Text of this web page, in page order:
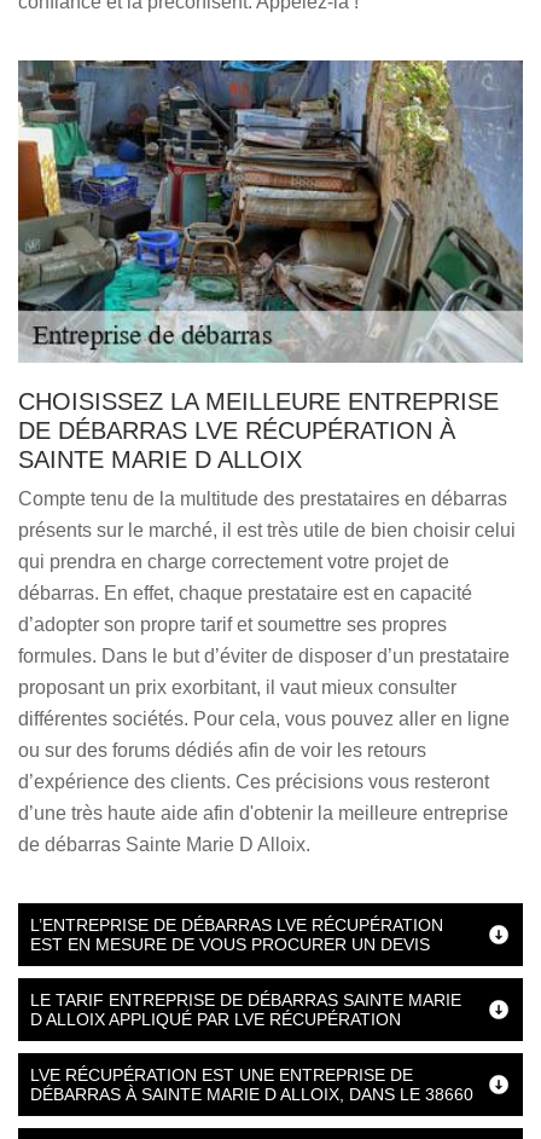
CHOISISSEZ LA MEILLEURE ENTREPRISE
DE DÉBARRAS LVE RÉCUPÉRATION À
SAINTE MARIE D ALLOIX
Compte tenu de la multitude des prestataires en débarras
présents sur le marché, il est très utile de bien choisir celui
qui prendra en charge correctement votre projet de
débarras. En effet, chaque prestataire est en capacité
d’adopter son propre tarif et soumettre ses propres
formules. Dans le but d’éviter de disposer d’un prestataire
proposant un prix exorbitant, il vaut mieux consulter
différentes sociétés. Pour cela, vous pouvez aller en ligne
ou sur des forums dédiés afin de voir les retours
d’expérience des clients. Ces précisions vous resteront
d’une très haute aide afin d'obtenir la meilleure entreprise
de débarras Sainte Marie D Alloix.
L’ENTREPRISE DE DÉBARRAS LVE RÉCUPÉRATION
EST EN MESURE DE VOUS PROCURER UN DEVIS
LE TARIF ENTREPRISE DE DÉBARRAS SAINTE MARIE
D ALLOIX APPLIQUÉ PAR LVE RÉCUPÉRATION
LVE RÉCUPÉRATION EST UNE ENTREPRISE DE
DÉBARRAS À SAINTE MARIE D ALLOIX, DANS LE 38660